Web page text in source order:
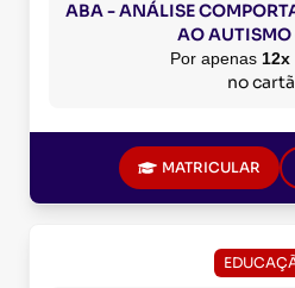
ABA - ANÁLISE
AO
Por apenas 12x
no
MATRICULAR